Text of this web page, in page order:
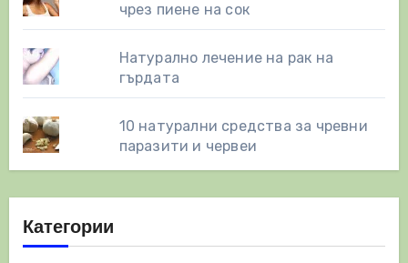
чрез пиене на сок
Натурално лечение на рак на
гърдата
10 натурални средства за чревни
паразити и червеи
Категории